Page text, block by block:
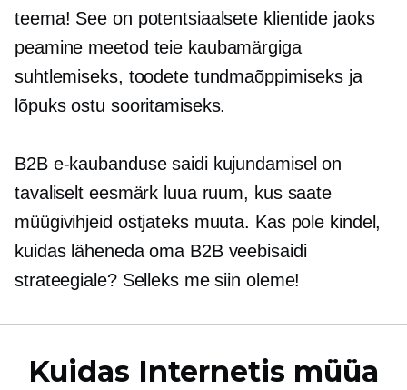
teema! See on potentsiaalsete klientide jaoks
peamine meetod teie kaubamärgiga
suhtlemiseks, toodete tundmaõppimiseks ja
lõpuks ostu sooritamiseks.
B2B e-kaubanduse saidi kujundamisel on
tavaliselt eesmärk luua ruum, kus saate
müügivihjeid ostjateks muuta. Kas pole kindel,
kuidas läheneda oma B2B veebisaidi
strateegiale? Selleks me siin oleme!
Kuidas Internetis müüa